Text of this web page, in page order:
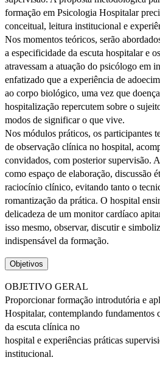
formação em Psicologia Hospitalar
conceitual, leitura institucional e
Nos momentos teóricos, serão
a especificidade da escuta hospitalar e
atravessam a atuação do psicólogo em
enfatizado que a experiência de
ao corpo biológico, uma vez que
hospitalização repercutem sobre o
modos de significar o que vive.
Nos módulos práticos, os participantes
de observação clínica no hospital,
convidados, com posterior supervisão.
como espaço de elaboração, discussão
raciocínio clínico, evitando tanto o
romantização da prática. O hospital
delicadeza de um monitor cardíaco
isso mesmo, observar, discutir e
indispensável da formação.
Objetivos
OBJETIVO GERAL
Proporcionar formação introdutória e
Hospitalar, contemplando fundamentos
da escuta clínica no
hospital e experiências práticas
institucional.